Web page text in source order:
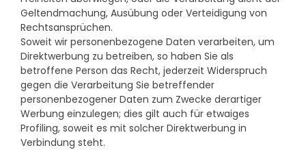
Geltendmachung, Ausübung oder Verteidigung von
Rechtsansprüchen.
Soweit wir personenbezogene Daten verarbeiten, um
Direktwerbung zu betreiben, so haben Sie als
betroffene Person das Recht, jederzeit Widerspruch
gegen die Verarbeitung Sie betreffender
personenbezogener Daten zum Zwecke derartiger
Werbung einzulegen; dies gilt auch für etwaiges
Profiling, soweit es mit solcher Direktwerbung in
Verbindung steht.